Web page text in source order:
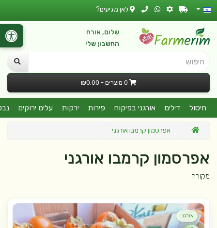
לאן מגיעים?
שלום, אורח
החשבון שלי
חיפוש
0 מוצרים - ₪0.00
חיסול דילים אורגני בפיקוח פירות ירקות עלים ירוקים
אפרסמון קרמבו אורגני
אפרסמון קרמבו אורגני
מקורה
אורגני